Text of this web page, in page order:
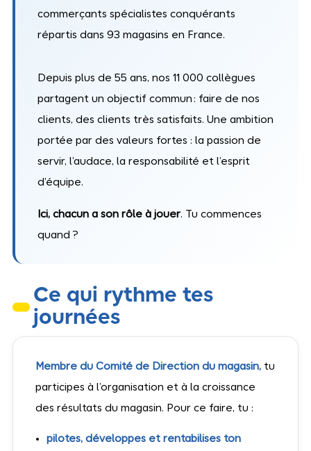
commerçants spécialistes conquérants
répartis dans 93 magasins en France.
Depuis plus de 55 ans, nos 11 000 collègues
partagent un objectif commun : faire de nos
clients, des clients très satisfaits. Une ambition
portée par des valeurs fortes : la passion de
servir, l’audace, la responsabilité et l’esprit
d’équipe.
Ici, chacun a son rôle à jouer. Tu commences
quand ?
Ce qui rythme tes
journées
Membre du Comité de Direction du magasin,tu
participes à l’organisation et à la croissance
des résultats du magasin. Pour ce faire, tu :
pilotes, développes et rentabilises ton